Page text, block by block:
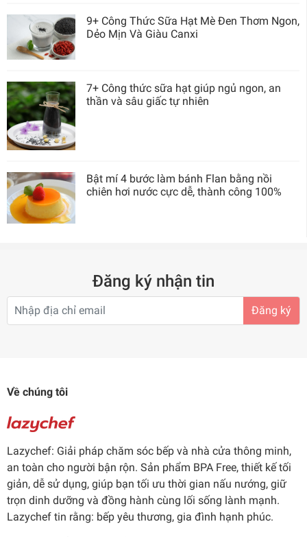
9+ Công Thức Sữa Hạt Mè Đen Thơm Ngon,
Dẻo Mịn Và Giàu Canxi
7+ Công thức sữa hạt giúp ngủ ngon, an
thần và sâu giấc tự nhiên
Bật mí 4 bước làm bánh Flan bằng nồi
chiên hơi nước cực dễ, thành công 100%
Đăng ký nhận tin
Đăng ký
Về chúng tôi
Lazychef: Giải pháp chăm sóc bếp và nhà cửa thông minh,
an toàn cho người bận rộn. Sản phẩm BPA Free, thiết kế tối
giản, dễ sử dụng, giúp bạn tối ưu thời gian nấu nướng, giữ
trọn dinh dưỡng và đồng hành cùng lối sống lành mạnh.
Lazychef tin rằng: bếp yêu thương, gia đình hạnh phúc.